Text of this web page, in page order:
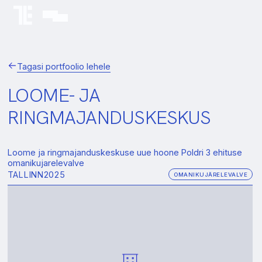
Tagasi portfoolio lehele
LOOME- JA
RINGMAJANDUSKESKUS
Loome ja ringmajanduskeskuse uue hoone Poldri 3 ehituse
omanikujarelevalve
TALLINN2025 OMANIKUJÄRELEVALVE